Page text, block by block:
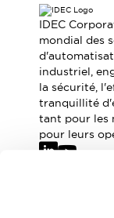
Lois et normes
Cours sur
Tout explorer
Tout explorer
Ressources
Fichiers CAO
Produits
Documentation
IDEC
mondial des
industriel,
la sécurité,
tranquillité
tant pour les
pour leurs